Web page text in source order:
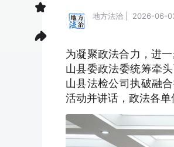
地方法治 | 2026-06-
为凝聚政法合力，进
山县委政法委统筹牵
山县法检公司执破融
活动并讲话，政法各单